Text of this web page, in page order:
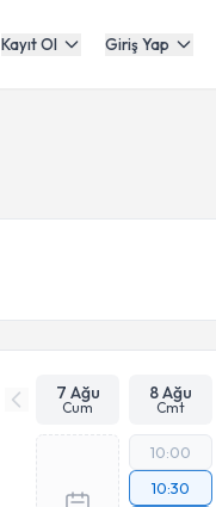
Kayıt Ol Giriş Yap
7 Ağu
Cum
8 Ağu
Cmt
10:00
10:30